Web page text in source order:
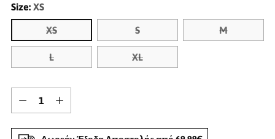
Size: XS
XS S M
L XL